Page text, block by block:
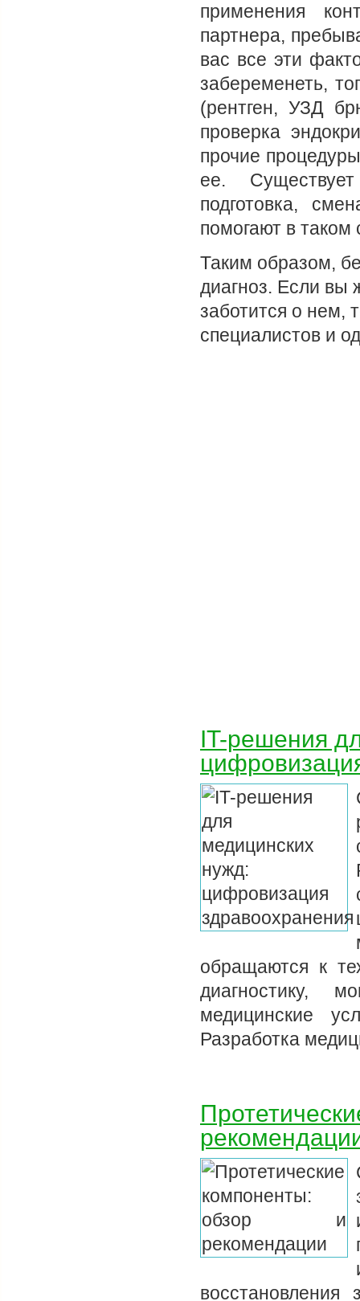
применения
партнера,
вас все эти
забеременеть,
(рентген, УЗД
проверка
прочие
ее. Существует
подготовка,
помогают в таком
Таким образом,
диагноз. Если вы
заботится о нем,
специалистов и
IT-решения
обращаются к
диагностику,
медицинские
Разработка
восстановления